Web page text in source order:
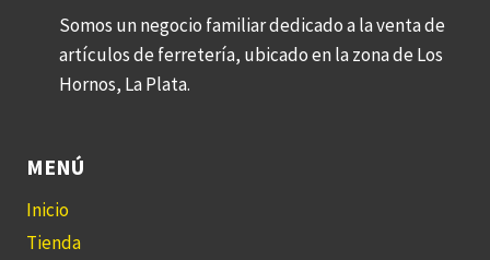
Somos un negocio familiar dedicado a la venta de
artículos de ferretería, ubicado en la zona de Los
Hornos, La Plata.
MENÚ
Inicio
Tienda